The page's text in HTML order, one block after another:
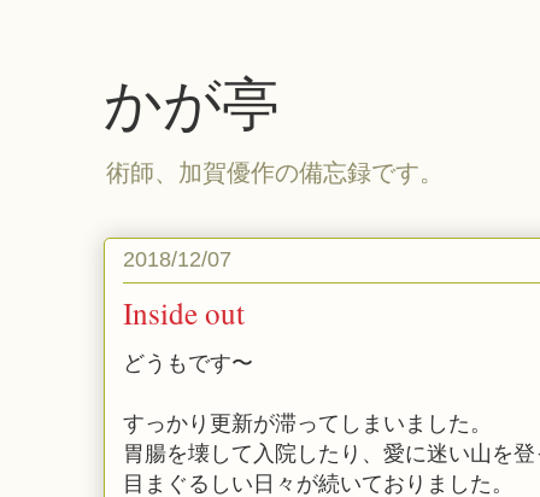
かが亭
術師、加賀優作の備忘録です。
2018/12/07
Inside out
どうもです〜
すっかり更新が滞ってしまいました。
胃腸を壊して入院したり、愛に迷い山を
目まぐるしい日々が続いておりました。